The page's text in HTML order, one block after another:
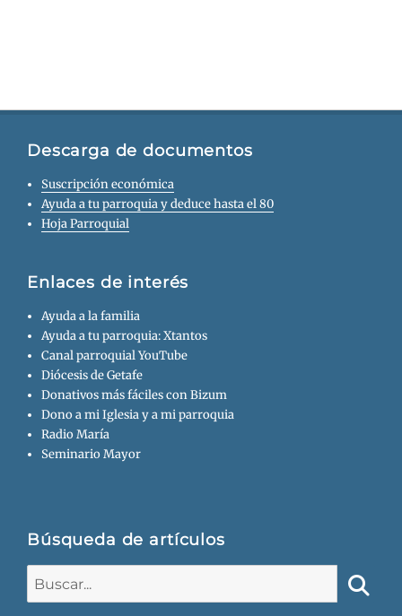
Descarga de documentos
Suscripción económica
Ayuda a tu parroquia y deduce hasta el 80
Hoja Parroquial
Enlaces de interés
Ayuda a la familia
Ayuda a tu parroquia: Xtantos
Canal parroquial YouTube
Diócesis de Getafe
Donativos más fáciles con Bizum
Dono a mi Iglesia y a mi parroquia
Radio María
Seminario Mayor
Búsqueda de artículos